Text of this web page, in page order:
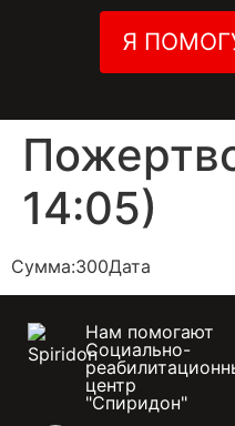
Я
14:05)
Сумма:300Дата
Нам помогают
Социально-
центр
"Спиридон"